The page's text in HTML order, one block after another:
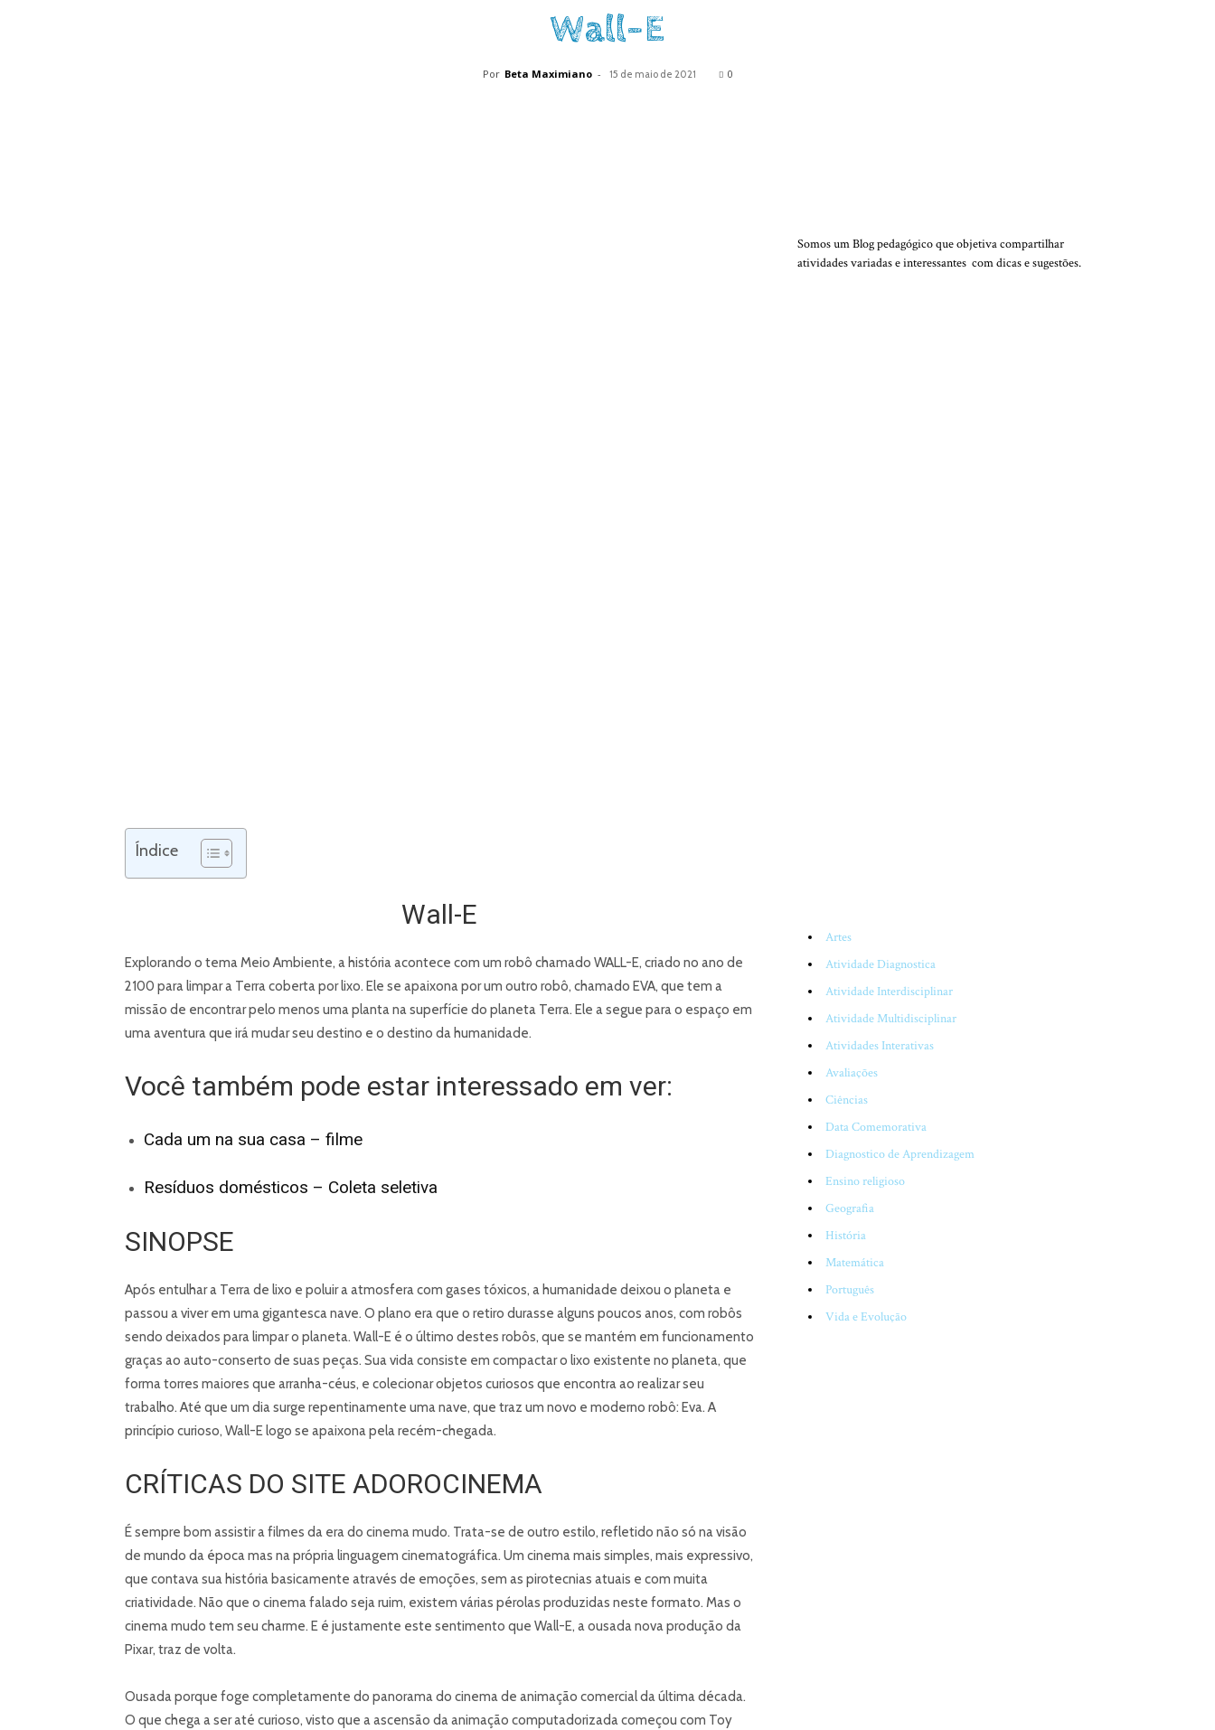
Wall-E
Por Beta Maximiano - 15 de maio de 2021 0
Índice
Wall-E
Explorando o tema Meio Ambiente, a história acontece com um robô chamado WALL-E, criado no ano de
2100 para limpar a Terra coberta por lixo. Ele se apaixona por um outro robô, chamado EVA, que tem a
missão de encontrar pelo menos uma planta na superfície do planeta Terra. Ele a segue para o espaço em
uma aventura que irá mudar seu destino e o destino da humanidade.
Você também pode estar interessado em ver:
Cada um na sua casa – filme
Resíduos domésticos – Coleta seletiva
SINOPSE
Após entulhar a Terra de lixo e poluir a atmosfera com gases tóxicos, a humanidade deixou o planeta e
passou a viver em uma gigantesca nave. O plano era que o retiro durasse alguns poucos anos, com robôs
sendo deixados para limpar o planeta. Wall-E é o último destes robôs, que se mantém em funcionamento
graças ao auto-conserto de suas peças. Sua vida consiste em compactar o lixo existente no planeta, que
forma torres maiores que arranha-céus, e colecionar objetos curiosos que encontra ao realizar seu
trabalho. Até que um dia surge repentinamente uma nave, que traz um novo e moderno robô: Eva. A
princípio curioso, Wall-E logo se apaixona pela recém-chegada.
CRÍTICAS DO SITE ADOROCINEMA
É sempre bom assistir a filmes da era do cinema mudo. Trata-se de outro estilo, refletido não só na visão
de mundo da época mas na própria linguagem cinematográfica. Um cinema mais simples, mais expressivo,
que contava sua história basicamente através de emoções, sem as pirotecnias atuais e com muita
criatividade. Não que o cinema falado seja ruim, existem várias pérolas produzidas neste formato. Mas o
cinema mudo tem seu charme. E é justamente este sentimento que Wall-E, a ousada nova produção da
Pixar, traz de volta.
Ousada porque foge completamente do panorama do cinema de animação comercial da última década.
O que chega a ser até curioso, visto que a ascensão da animação computadorizada começou com Toy
Somos um Blog pedagógico que objetiva compartilhar
atividades variadas e interessantes com dicas e sugestões.
Artes
Atividade Diagnostica
Atividade Interdisciplinar
Atividade Multidisciplinar
Atividades Interativas
Avaliações
Ciências
Data Comemorativa
Diagnostico de Aprendizagem
Ensino religioso
Geografia
História
Matemática
Português
Vida e Evolução